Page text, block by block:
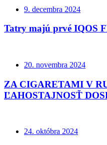
9. decembra 2024
Tatry majú prvé IQOS
20. novembra 2024
ZA CIGARETAMI V
ĽAHOSTAJNOSŤ
24. októbra 2024